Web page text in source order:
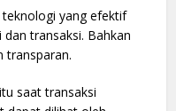
yang efektif
transaksi. Bahkan
transparan.
saat transaksi